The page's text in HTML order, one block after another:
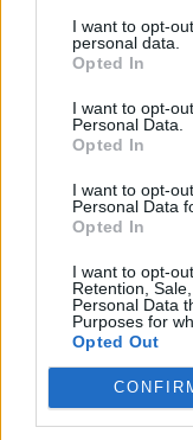
I want to opt-
personal data.
Opted In
I want to opt-
Personal Data.
Opted In
I want to opt-
Personal Data
Opted In
I want to opt-
Retention,
Personal Data
Purposes for
Opted Out